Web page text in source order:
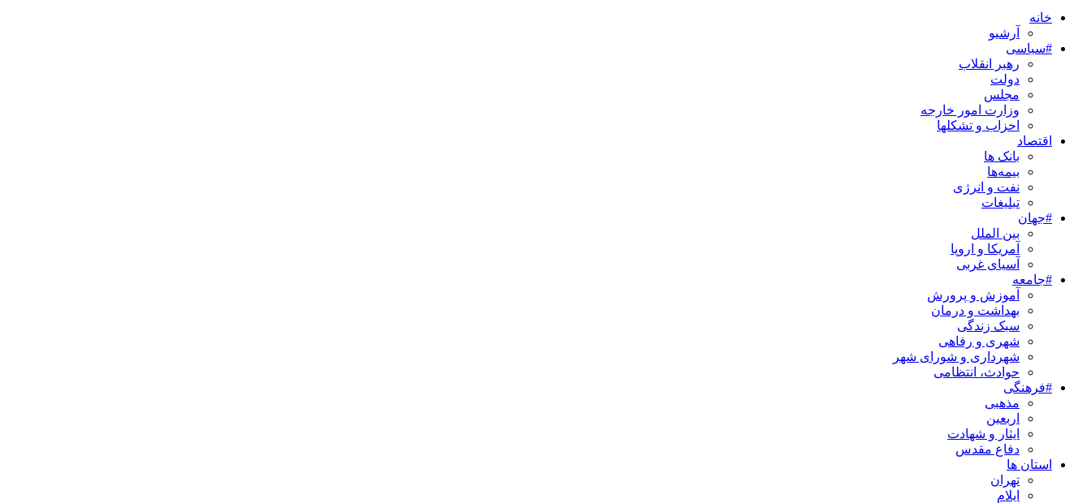
خانه
آرشیو
#سیاسی
رهبر انقلاب
دولت
مجلس
وزارت امور خارجه
احزاب و تشکلها
اقتصاد
بانک ها
بیمه‌ها
نفت و انرژی
تبلیغات
#جهان
بین الملل
آمریکا و اروپا
آسیای غربی
#جامعه
آموزش و پرورش
بهداشت و درمان
سبک زندگی
شهری و رفاهی
شهرداری و شورای شهر
حوادث، انتظامی
#فرهنگی
مذهبی
اربعین
ایثار و شهادت
دفاع مقدس
استان ها
تهران
ایلام